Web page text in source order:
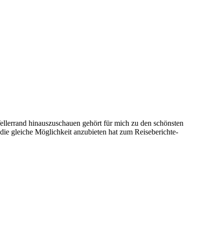
hinauszuschauen gehört für mich zu den schönsten
gleiche Möglichkeit anzubieten hat zum Reiseberichte-